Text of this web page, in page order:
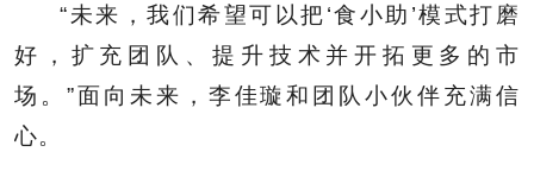
“未来，我们希望可以把‘食小助’模式打磨
好，扩充团队、提升技术并开拓更多的市
场。”面向未来，李佳璇和团队小伙伴充满信
心。